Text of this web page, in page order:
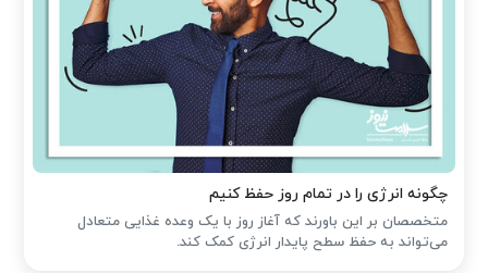
چگونه انرژی را در تمام روز حفظ کنیم
متخصصان بر این باورند که آغاز روز با یک وعده غذایی متعادل
می‌تواند به حفظ سطح پایدار انرژی کمک کند.